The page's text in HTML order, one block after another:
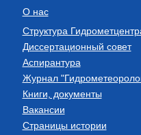
О нас
Структура
Диссертационный совет
Аспирантура
Журнал
Книги, документы
Вакансии
Страницы истории